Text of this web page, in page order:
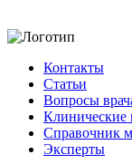
Контакты
Статьи
Вопросы
Клинические
Справочник
Эксперты